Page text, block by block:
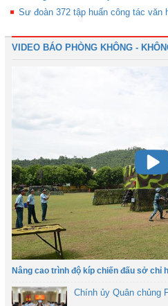
Sư đoàn 372 tập huấn công tác văn
VIDEO BÁO PHÒNG KHÔNG -
Nâng cao trình độ kíp chiến đấu sở chỉ
Chính ủy Quân chủng